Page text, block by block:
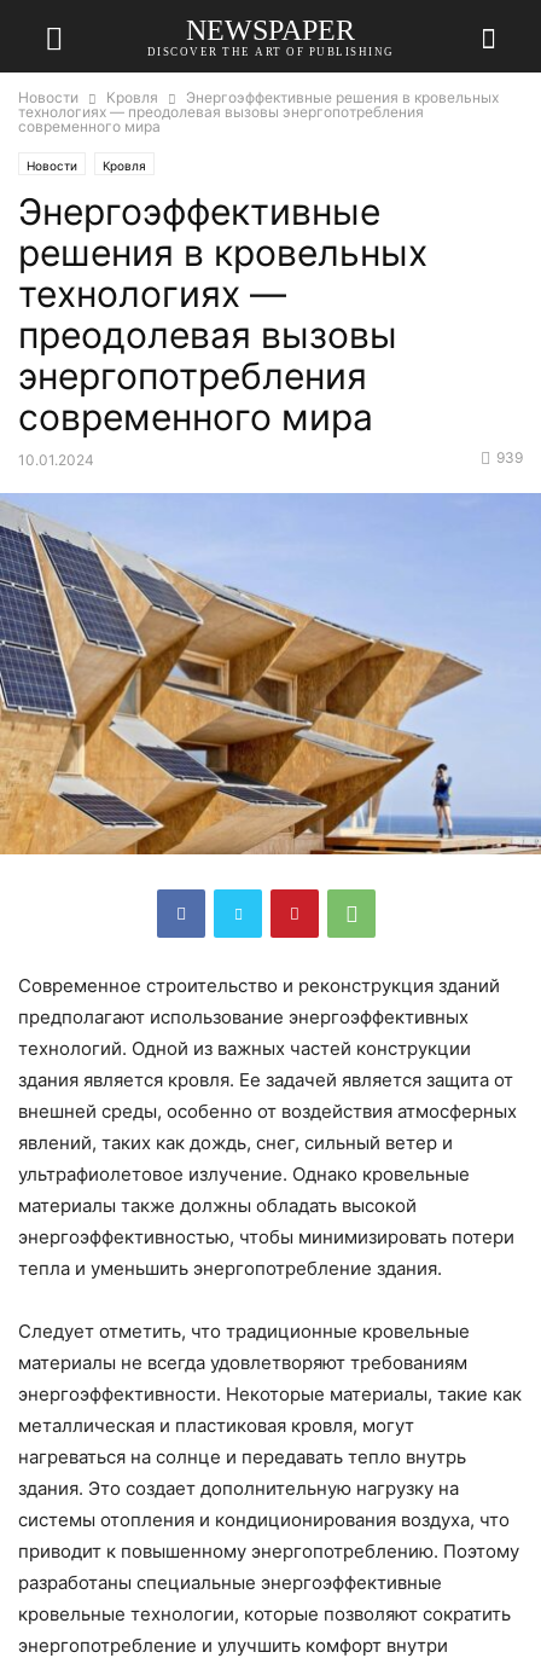
NEWSPAPER
DISCOVER THE ART OF PUBLISHING
Новости Кровля
Энергоэффективные решения в кровельных
технологиях — преодолевая вызовы энергопотребления
современного мира
Новости Кровля
Энергоэффективные
решения в кровельных
технологиях —
преодолевая вызовы
энергопотребления
современного мира
10.01.2024 939
Современное строительство и реконструкция зданий
предполагают использование энергоэффективных
технологий. Одной из важных частей конструкции
здания является кровля. Ее задачей является защита от
внешней среды, особенно от воздействия атмосферных
явлений, таких как дождь, снег, сильный ветер и
ультрафиолетовое излучение. Однако кровельные
материалы также должны обладать высокой
энергоэффективностью, чтобы минимизировать потери
тепла и уменьшить энергопотребление здания.
Следует отметить, что традиционные кровельные
материалы не всегда удовлетворяют требованиям
энергоэффективности. Некоторые материалы, такие как
металлическая и пластиковая кровля, могут
нагреваться на солнце и передавать тепло внутрь
здания. Это создает дополнительную нагрузку на
системы отопления и кондиционирования воздуха, что
приводит к повышенному энергопотреблению. Поэтому
разработаны специальные энергоэффективные
кровельные технологии, которые позволяют сократить
энергопотребление и улучшить комфорт внутри